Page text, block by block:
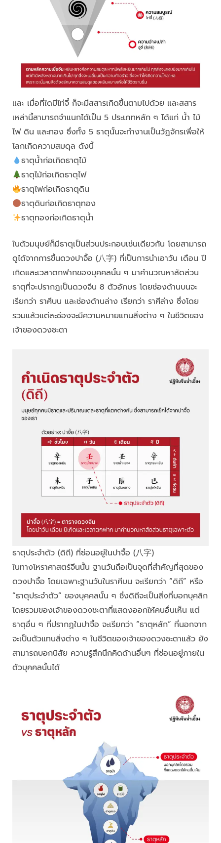
และ เมื่อที่ใดมีไท่จี๋ ก็จะมีสสารเกิดขึ้นตามไปด้วย และสสาร
เหล่านี้สามารถจำแนกได้เป็น 5 ประเภทหลัก ๆ ได้แก่ น้ำ ไม้
ไฟ ดิน และทอง ซึ่งทั้ง 5 ธาตุนั้นจะทำงานเป็นวัฏจักรเพื่อให้
โลกเกิดความสมดุล ดังนี้
ธาตุน้ำก่อเกิดธาตุไม้
ธาตุไม้ก่อเกิดธาตุไฟ
ธาตุไฟก่อเกิดธาตุดิน
ธาตุดินก่อเกิดธาตุทอง
ธาตุทองก่อเกิดธาตุน้ำ
ในตัวมนุษย์ก็มีธาตุเป็นส่วนประกอบเช่นเดียวกัน โดยสามารถ
ดูได้จากการขึ้นดวงปาจื้อ (八字) ที่เป็นการนำเอาวัน เดือน ปี
เกิดและเวลาตกฟากของบุคคลนั้น ๆ มาคำนวณหาสัดส่วน
ธาตุที่จะปรากฏเป็นดวงจีน 8 ตัวอักษร โดยช่องด้านบนจะ
เรียกว่า ราศีบน และช่องด้านล่าง เรียกว่า ราศีล่าง ซึ่งโดย
รวมแล้วแต่ละช่องจะมีความหมายแทนสิ่งต่าง ๆ ในชีวิตของ
เจ้าของดวงชะตา
ธาตุประจำตัว (ดิถี) ที่ซ่อนอยู่ในปาจื้อ (八字)
ในทางโหราศาสตร์จีนนั้น ฐานวันถือเป็นจุดที่สำคัญที่สุดของ
ดวงปาจื้อ โดยเฉพาะฐานวันในราศีบน จะเรียกว่า “ดิถี” หรือ
“ธาตุประจำตัว” ของบุคคลนั้น ๆ ซึ่งดิถีจะเป็นสิ่งที่บอกบุคลิก
โดยรวมของเจ้าของดวงชะตาที่แสดงออกให้คนอื่นเห็น แต่
ธาตุอื่น ๆ ที่ปรากฏในปาจื้อ จะเรียกว่า “ธาตุหลัก” ที่นอกจาก
จะเป็นตัวแทนสิ่งต่าง ๆ ในชีวิตของเจ้าของดวงชะตาแล้ว ยัง
สามารถบอกนิสัย ความรู้สึกนึกคิดด้านอื่นๆ ที่ซ่อนอยู่ภายใน
ตัวบุคคลนั้นได้